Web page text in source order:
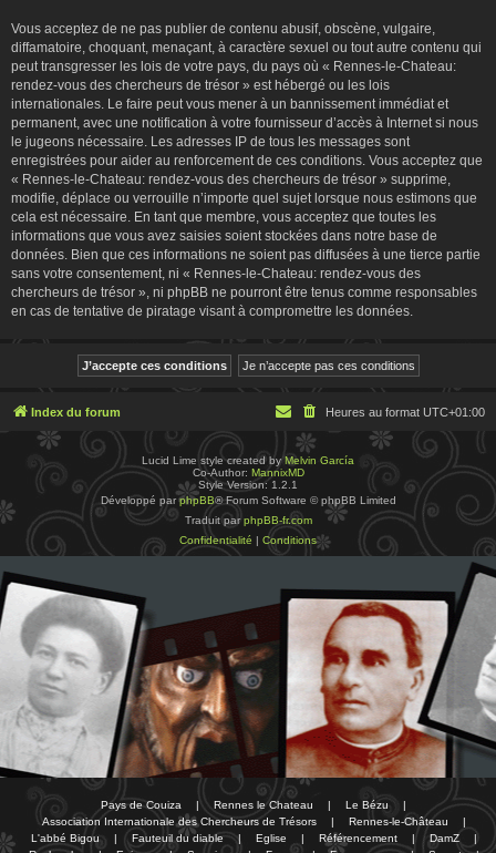
Vous acceptez de ne pas publier de contenu abusif, obscène, vulgaire,
diffamatoire, choquant, menaçant, à caractère sexuel ou tout autre contenu qui
peut transgresser les lois de votre pays, du pays où « Rennes-le-Chateau:
rendez-vous des chercheurs de trésor » est hébergé ou les lois
internationales. Le faire peut vous mener à un bannissement immédiat et
permanent, avec une notification à votre fournisseur d’accès à Internet si nous
le jugeons nécessaire. Les adresses IP de tous les messages sont
enregistrées pour aider au renforcement de ces conditions. Vous acceptez que
« Rennes-le-Chateau: rendez-vous des chercheurs de trésor » supprime,
modifie, déplace ou verrouille n’importe quel sujet lorsque nous estimons que
cela est nécessaire. En tant que membre, vous acceptez que toutes les
informations que vous avez saisies soient stockées dans notre base de
données. Bien que ces informations ne soient pas diffusées à une tierce partie
sans votre consentement, ni « Rennes-le-Chateau: rendez-vous des
chercheurs de trésor », ni phpBB ne pourront être tenus comme responsables
en cas de tentative de piratage visant à compromettre les données.
Index du forum Heures au format UTC+01:00
Lucid Lime style created byMelvin García
Co-Author: MannixMD
Style Version: 1.2.1
Développé parphpBB® Forum Software © phpBB Limited
Traduit parphpBB-fr.com
Confidentialité | Conditions
Pays de Couiza | Rennes le Chateau | Le Bézu
|
Association Internationale des Chercheurs de Trésors
| Rennes-le-Château
|
L'abbé Bigou
| Fauteuil du diable | Eglise | Référencement | DamZ
|